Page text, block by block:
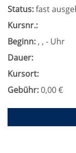
Status:fast
Kursnr.:
Beginn: , , - Uhr
Dauer:
Kursort:
Gebühr:0,00 €